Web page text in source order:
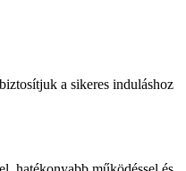
a sikeres induláshoz